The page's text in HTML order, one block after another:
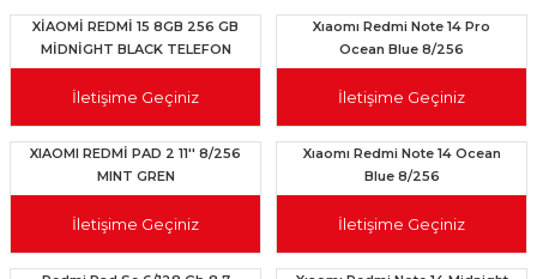
XİAOMİ REDMİ 15 8GB 256 GB
MİDNİGHT BLACK TELEFON
İletişime Geçiniz
Xıaomı Redmi Note 14 Pro
Ocean Blue 8/256
İletişime Geçiniz
XIAOMI REDMİ PAD 2 11'' 8/256
MINT GREN
İletişime Geçiniz
Xıaomı Redmi Note 14 Ocean
Blue 8/256
İletişime Geçiniz